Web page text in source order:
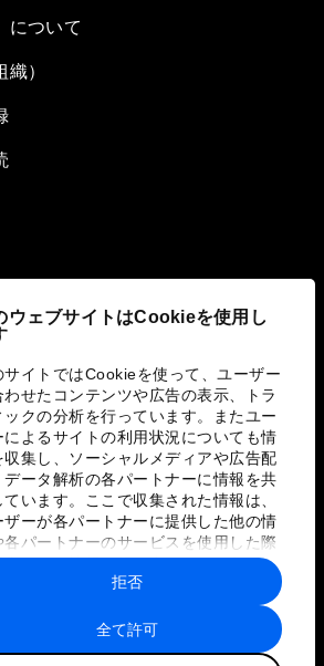
ウェブサイトはCookieを使用し
サイトではCookieを使って、ユーザー
わせたコンテンツや広告の表示、トラ
ックの分析を行っています。またユー
によるサイトの利用状況についても情
収集し、ソーシャルメディアや広告配
データ解析の各パートナーに情報を共
ています。ここで収集された情報は、
ザーが各パートナーに提供した他の情
各パートナーのサービスを使用した際
集された情報と組み合わされ、各パー
ーによって使用されることがありま
全て許可
拒否
について
）
取り組み
シーポリシーと利用規約
サイトマップ